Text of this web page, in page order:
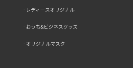
レディースオリジナル
おうち&ビジネスグッズ
オリジナルマスク